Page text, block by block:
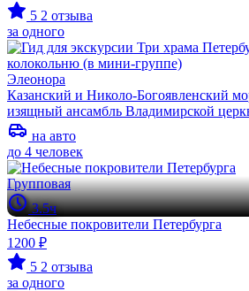
5 2 отзыва
за одного
Элеонора
Казанский и Николо-Богоявленский
изящный ансамбль Владимирской
на авто
до 4 человек
Групповая
3.5ч
Небесные покровители Петербурга
1200 ₽
5 2 отзыва
за одного